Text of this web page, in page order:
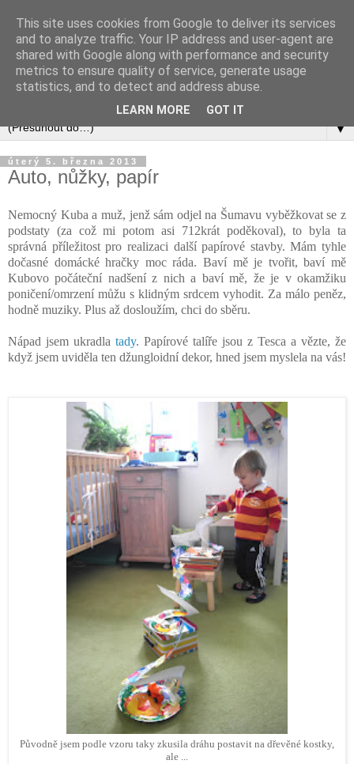
▼
úterý 5. března 2013
Auto, nůžky, papír
Nemocný Kuba a muž, jenž sám odjel na Šumavu vyběžkovat se z
podstaty (za což mi potom asi 712krát poděkoval), to byla ta
správná příležitost pro realizaci další papírové stavby. Mám tyhle
dočasné domácké hračky moc ráda. Baví mě je tvořit, baví mě
Kubovo počáteční nadšení z nich a baví mě, že je v okamžiku
poničení/omrzení můžu s klidným srdcem vyhodit. Za málo peněz,
hodně muziky. Plus až dosloužím, chci do sběru.
Nápad jsem ukradla tady. Papírové talíře jsou z Tesca a vězte, že
když jsem uviděla ten džungloidní dekor, hned jsem myslela na vás!
Původně jsem podle vzoru taky zkusila dráhu postavit na dřevěné kostky,
ale ...
This site uses cookies from Google to deliver its services
and to analyze traffic. Your IP address and user-agent are
shared with Google along with performance and security
metrics to ensure quality of service, generate usage
statistics, and to detect and address abuse.
LEARN MORE GOT IT